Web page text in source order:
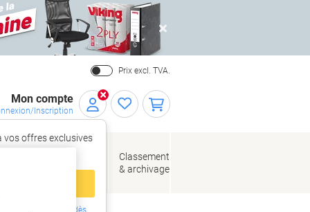
Close
Prix excl. TVA.
Mon compte
Inscription
vos offres exclusives
Inscrivez-vous dès
de bureau
Classement
& archivage